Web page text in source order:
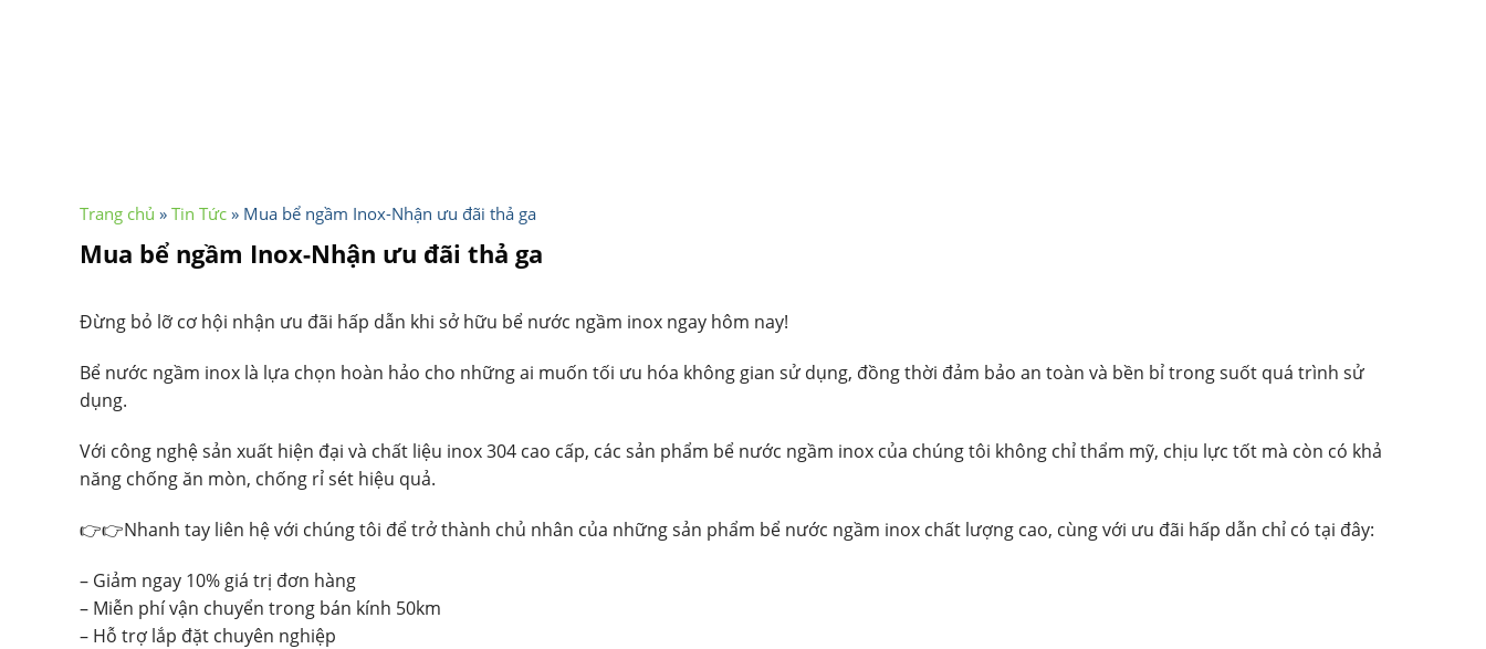
Trang chủ » Tin Tức » Mua bể ngầm Inox-Nhận ưu đãi thả ga
Mua bể ngầm Inox-Nhận ưu đãi thả ga
Đừng bỏ lỡ cơ hội nhận ưu đãi hấp dẫn khi sở hữu bể nước ngầm inox ngay hôm nay!
Bể nước ngầm inox là lựa chọn hoàn hảo cho những ai muốn tối ưu hóa không gian sử dụng, đồng thời đảm bảo an toàn và bền bỉ trong suốt quá trình sử
dụng.
Với công nghệ sản xuất hiện đại và chất liệu inox 304 cao cấp, các sản phẩm bể nước ngầm inox của chúng tôi không chỉ thẩm mỹ, chịu lực tốt mà còn có khả
năng chống ăn mòn, chống rỉ sét hiệu quả.
👉👉Nhanh tay liên hệ với chúng tôi để trở thành chủ nhân của những sản phẩm bể nước ngầm inox chất lượng cao, cùng với ưu đãi hấp dẫn chỉ có tại đây:
– Giảm ngay 10% giá trị đơn hàng
– Miễn phí vận chuyển trong bán kính 50km
– Hỗ trợ lắp đặt chuyên nghiệp